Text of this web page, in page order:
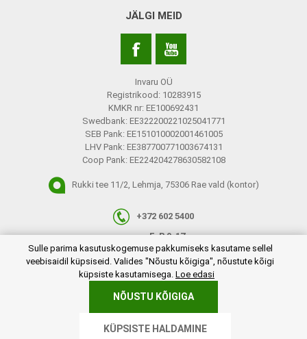
JÄLGI MEID
Invaru OÜ
Registrikood: 10283915
KMKR nr: EE100692431
Swedbank: EE322200221025041771
SEB Pank: EE151010002001461005
LHV Pank: EE387700771003674131
Coop Pank: EE224204278630582108
Rukki tee 11/2, Lehmja, 75306 Rae vald (kontor)
+372 602 5400
E-R 9-17
info@invaru.ee
Powered bynopCommerce
Sulle parima kasutuskogemuse pakkumiseks kasutame sellel
veebisaidil küpsiseid. Valides "Nõustu kõigiga", nõustute kõigi
küpsiste kasutamisega. Loe edasi
NÕUSTU KÕIGIGA
KÜPSISTE HALDAMINE